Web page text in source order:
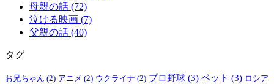
母親の話 (72)
泣ける映画 (7)
父親の話 (40)
タグ
お兄ちゃん (2) アニメ (2) ウクライナ (2) プロ野球 (3) ペット (3) ロシア